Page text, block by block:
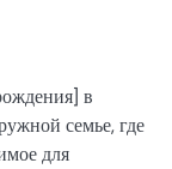
в
семье, где
для